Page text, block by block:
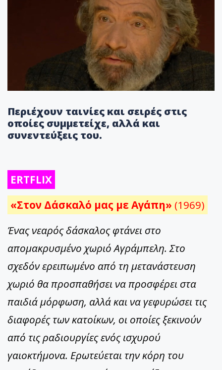
Περιέχουν ταινίες και σειρές στις
οποίες συμμετείχε, αλλά και
συνεντεύξεις του.
ERTFLIX
«Στον Δάσκαλό μας με Αγάπη» (1969)
Ένας νεαρός δάσκαλος φτάνει στο
απομακρυσμένο χωριό Αγράμπελη. Στο
σχεδόν ερειπωμένο από τη μετανάστευση
χωριό θα προσπαθήσει να προσφέρει στα
παιδιά μόρφωση, αλλά και να γεφυρώσει τις
διαφορές των κατοίκων, οι οποίες ξεκινούν
από τις ραδιουργίες ενός ισχυρού
γαιοκτήμονα. Ερωτεύεται την κόρη του